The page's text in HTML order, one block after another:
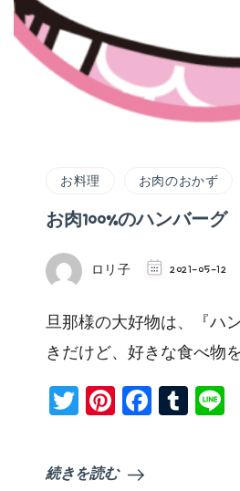
お料理 お肉のおかず
お肉100%のハンバーグ
ロリ子 2021-05-12
旦那様の大好物は、『ハ
きだけど、好きな食べ物
TwitterPinterest
続きを読む